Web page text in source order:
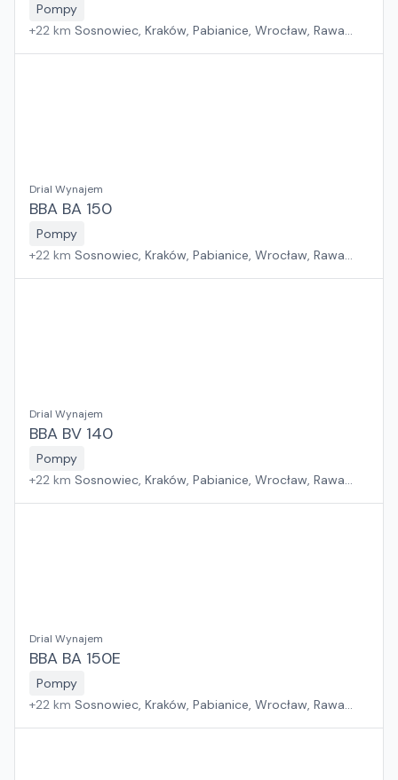
Pompy
+22 km Sosnowiec, Kraków, Pabianice, Wrocław, Rawa
Drial Wynajem
BBA BA 150
Pompy
+22 km Sosnowiec, Kraków, Pabianice, Wrocław, Rawa
Drial Wynajem
BBA BV 140
Pompy
+22 km Sosnowiec, Kraków, Pabianice, Wrocław, Rawa
Drial Wynajem
BBA BA 150E
Pompy
+22 km Sosnowiec, Kraków, Pabianice, Wrocław, Rawa